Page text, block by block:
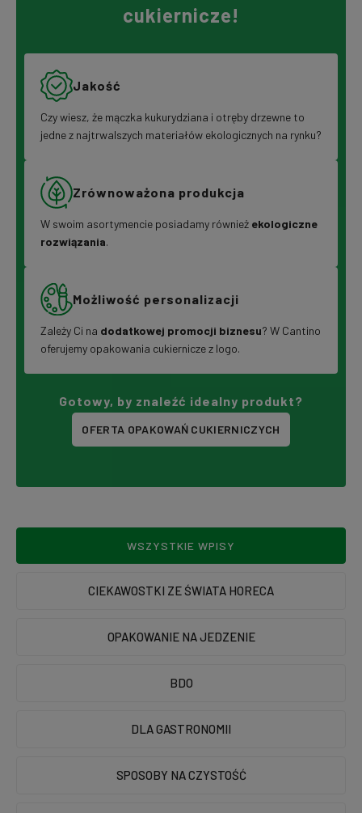
WSZYSTKIE WPISY
CIEKAWOSTKI ZE ŚWIATA HORECA
OPAKOWANIE NA JEDZENIE
BDO
DLA GASTRONOMII
SPOSOBY NA CZYSTOŚĆ
cukiernicze!
Jakość
Czy wiesz, że mączka kukurydziana i otręby drzewne to
jedne z najtrwalszych materiałów ekologicznych na rynku?
Zrównoważona produkcja
W swoim asortymencie posiadamy również ekologiczne
rozwiązania.
Możliwość personalizacji
Zależy Ci na dodatkowej promocji biznesu? W Cantino
oferujemy opakowania cukiernicze z logo.
Gotowy, by znaleźć idealny produkt?
OFERTA OPAKOWAŃ CUKIERNICZYCH